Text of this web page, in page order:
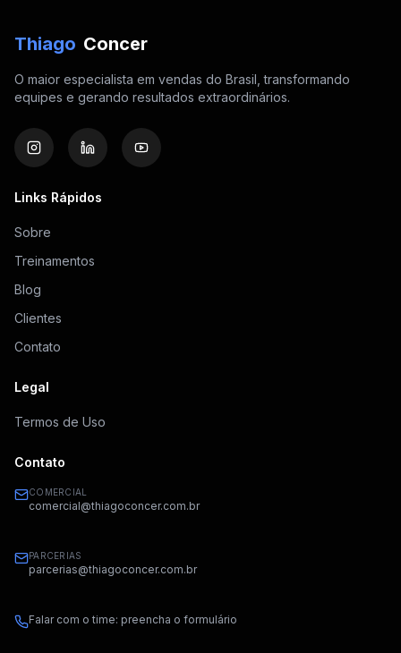
Thiago Concer
O maior especialista em vendas do Brasil, transformando
equipes e gerando resultados extraordinários.
Links Rápidos
Sobre
Treinamentos
Blog
Clientes
Contato
Legal
Termos de Uso
Contato
COMERCIAL
comercial@thiagoconcer.com.br
PARCERIAS
parcerias@thiagoconcer.com.br
Falar com o time: preencha o formulário